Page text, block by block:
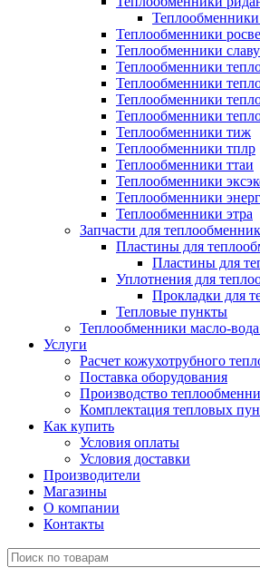
Теплообменники
Теплообменники
Теплообменники
Теплообменники
Теплообменники
Теплообменники
Теплообменники тиж
Теплообменники тплр
Теплообменники ттаи
Теплообменники
Теплообменники
Теплообменники этра
Запчасти для
Пластины для
Пластины для
Уплотнения для
Прокладки для
Тепловые пункты
Теплообменники масло-
Услуги
Расчет кожухотрубного
Поставка оборудования
Производство
Комплектация тепловых
Как купить
Условия оплаты
Условия доставки
Производители
Магазины
О компании
Контакты